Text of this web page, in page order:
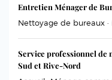
Entretien Ménager de
Nettoyage de bureaux ·
Service professionnel de
Sud et Rive-Nord